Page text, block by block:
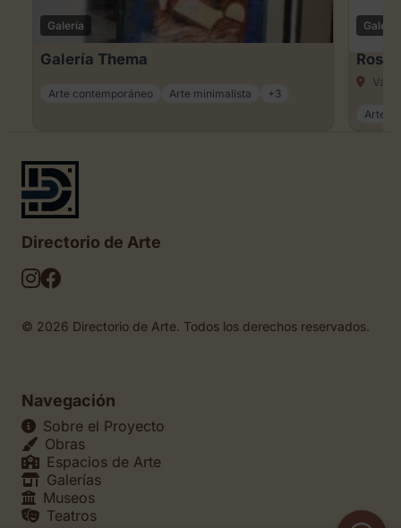
Galería
Galería Thema
Arte contemporáneo Arte minimalista +3
Galería
Rosa
Arte
Directorio de Arte
© 2026 Directorio de Arte. Todos los derechos reservados.
Navegación
Sobre el Proyecto
Obras
Espacios de Arte
Galerías
Museos
Teatros